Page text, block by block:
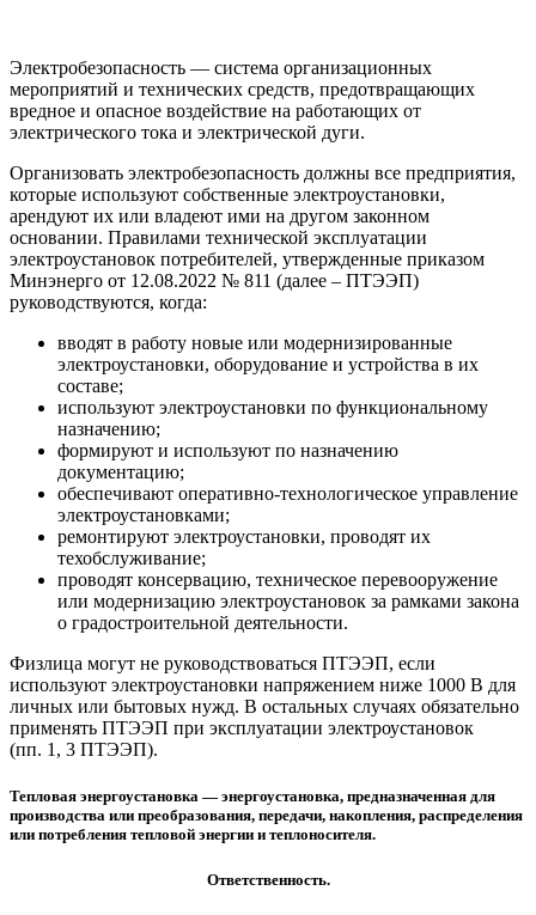
Электробезопасность — система организационных
мероприятий и технических средств, предотвращающих
вредное и опасное воздействие на работающих от
электрического тока и электрической дуги.
Организовать электробезопасность должны все предприятия,
которые используют собственные электроустановки,
арендуют их или владеют ими на другом законном
основании. Правилами технической эксплуатации
электроустановок потребителей, утвержденные приказом
Минэнерго от 12.08.2022 № 811 (далее – ПТЭЭП)
руководствуются, когда:
вводят в работу новые или модернизированные
электроустановки, оборудование и устройства в их
составе;
используют электроустановки по функциональному
назначению;
формируют и используют по назначению
документацию;
обеспечивают оперативно-технологическое управление
электроустановками;
ремонтируют электроустановки, проводят их
техобслуживание;
проводят консервацию, техническое перевооружение
или модернизацию электроустановок за рамками закона
о градостроительной деятельности.
Физлица могут не руководствоваться ПТЭЭП, если
используют электроустановки напряжением ниже 1000 В для
личных или бытовых нужд. В остальных случаях обязательно
применять ПТЭЭП при эксплуатации электроустановок
(пп. 1, 3 ПТЭЭП).
Тепловая энергоустановка — энергоустановка, предназначенная для
производства или преобразования, передачи, накопления, распределения
или потребления тепловой энергии и теплоносителя.
Ответственность.